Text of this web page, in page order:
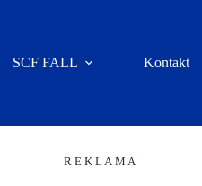
SCF FALL Kontakt
R E K L A M A